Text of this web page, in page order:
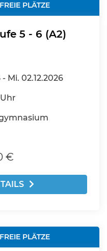
FREIE PLÄTZE
5 - 6 (A2)
- Mi. 02.12.2026
€
FREIE PLÄTZE